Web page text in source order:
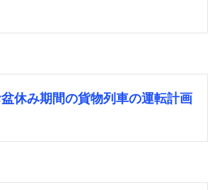
休み期間の貨物列車の運転計画